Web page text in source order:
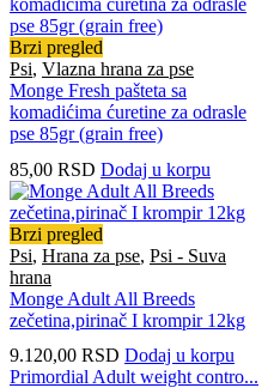
Brzi pregled
Psi, Vlazna hrana za pse
Monge Fresh pašteta sa
komadićima ćuretine za odrasle
pse 85gr (grain free)
85,00 RSD Dodaj u korpu
Brzi pregled
Psi, Hrana za pse, Psi - Suva
hrana
Monge Adult All Breeds
zečetina,pirinač I krompir 12kg
9.120,00 RSD Dodaj u korpu
Primordial Adult weight contro...